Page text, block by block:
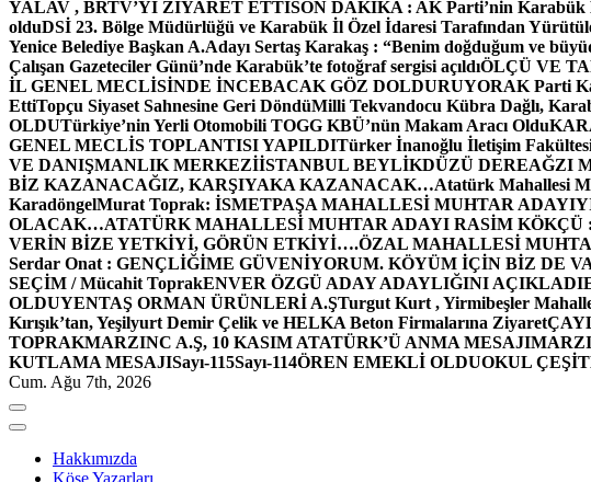
YALAV , BRTV’Yİ ZİYARET ETTİSON DAKİKA : AK Parti’nin Karabük
olduDSİ 23. Bölge Müdürlüğü ve Karabük İl Özel İdaresi Tarafından
Yenice Belediye Başkan A.Adayı Sertaş Karakaş : “Benim doğduğum ve
Çalışan Gazeteciler Günü’nde Karabük’te fotoğraf sergisi açıldıÖLÇÜ VE
İL GENEL MECLİSİNDE İNCEBACAK GÖZ DOLDURUYORAK Parti
EttiTopçu Siyaset Sahnesine Geri DöndüMilli Tekvandocu Kübra Dağlı,
OLDUTürkiye’nin Yerli Otomobili TOGG KBÜ’nün Makam Aracı Oldu
GENEL MECLİS TOPLANTISI YAPILDITürker İnanoğlu İletişim
VE DANIŞMANLIK MERKEZİİSTANBUL BEYLİKDÜZÜ DEREAĞZI
BİZ KAZANACAĞIZ, KARŞIYAKA KAZANACAK…Atatürk Mahallesi
KaradöngelMurat Toprak: İSMETPAŞA MAHALLESİ MUHTAR
OLACAK…ATATÜRK MAHALLESİ MUHTAR ADAYI RASİM
VERİN BİZE YETKİYİ, GÖRÜN ETKİYİ….ÖZAL MAHALLESİ
Serdar Onat : GENÇLİĞİME GÜVENİYORUM. KÖYÜM İÇİN BİZ DE
SEÇİM / Mücahit ToprakENVER ÖZGÜ ADAY ADAYLIĞINI AÇIKLADI
OLDUYENTAŞ ORMAN ÜRÜNLERİ A.ŞTurgut Kurt , Yirmibeşler
Kırışık’tan, Yeşilyurt Demir Çelik ve HELKA Beton Firmalarına Ziyaret
TOPRAKMARZINC A.Ş, 10 KASIM ATATÜRK’Ü ANMA MESAJI
KUTLAMA MESAJISayı-115Sayı-114ÖREN EMEKLİ OLDUOKUL
Cum. Ağu 7th, 2026
Hakkımızda
Köşe Yazarları